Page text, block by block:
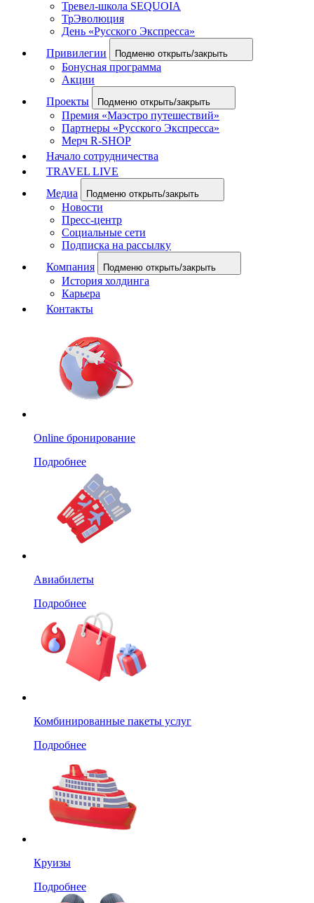
Тревел-школа SEQUOIA
ТрЭволюция
День «Русского Экспресса»
Привилегии
Подменю открыть/закрыть
Бонусная программа
Акции
Проекты
Подменю открыть/закрыть
Премия «Маэстро путешествий»
Партнеры «Русского Экспресса»
Мерч R-SHOP
Начало сотрудничества
TRAVEL LIVE
Медиа
Подменю открыть/закрыть
Новости
Пресс-центр
Социальные сети
Подписка на рассылку
Компания
Подменю открыть/закрыть
История холдинга
Карьера
Контакты
Online бронирование
Подробнее
Авиабилеты
Подробнее
Комбинированные пакеты услуг
Подробнее
Круизы
Подробнее